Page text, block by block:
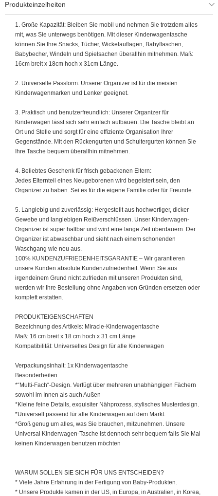
Produkteinzelheiten
1. Große Kapazität: Bleiben Sie mobil und nehmen Sie trotzdem alles
mit, was Sie unterwegs benötigen. Mit dieser Kinderwagentasche
können Sie Ihre Snacks, Tücher, Wickelauflagen, Babyflaschen,
Babybecher, Windeln und Spielsachen überallhin mitnehmen. Maß:
16cm breit x 18cm hoch x 31cm Länge.
2. Universelle Passform: Unserer Organizer ist für die meisten
Kinderwagenmarken und Lenker geeignet.
3. Praktisch und benutzerfreundlich: Unserer Organizer für
Kinderwagen lässt sich sehr einfach aufbauen. Die Tasche bleibt an
Ort und Stelle und sorgt für eine effiziente Organisation Ihrer
Gegenstände. Mit den Rückengurten und Schultergurten können Sie
Ihre Tasche bequem überallhin mitnehmen.
4. Beliebtes Geschenk für frisch gebackenen Eltern:
Jedes Elternteil eines Neugeborenen wird begeistert sein, den
Organizer zu haben. Sei es für die eigene Familie oder für Freunde.
5. Langlebig und zuverlässig: Hergestellt aus hochwertiger, dicker
Gewebe und langlebigen Reißverschlüssen. Unser Kinderwagen-
Organizer ist super haltbar und wird eine lange Zeit überdauern. Der
Organizer ist abwaschbar und sieht nach einem schonenden
Waschgang wie neu aus.
100% KUNDENZUFRIEDENHEITSGARANTIE – Wir garantieren
unsere Kunden absolute Kundenzufriedenheit. Wenn Sie aus
irgendeinem Grund nicht zufrieden mit unseren Produkten sind,
werden wir Ihre Bestellung ohne Angaben von Gründen ersetzen oder
komplett erstatten.
PRODUKTEIGENSCHAFTEN
Bezeichnung des Artikels: Miracle-Kinderwagentasche
Maß: 16 cm breit x 18 cm hoch x 31 cm Länge
Kompatibilität: Universelles Design für alle Kinderwagen
Verpackungsinhalt: 1x Kinderwagentasche
Besonderheiten
*“Multi-Fach“-Design. Verfügt über mehreren unabhängigen Fächern
sowohl im Innen als auch Außen
*Kleine feine Details, exquisiter Nähprozess, stylisches Musterdesign.
*Universell passend für alle Kinderwagen auf dem Markt.
*Groß genug um alles, was Sie brauchen, mitzunehmen. Unsere
Universal Kinderwagen-Tasche ist dennoch sehr bequem falls Sie Mal
keinen Kinderwagen benutzen möchten
WARUM SOLLEN SIE SICH FÜR UNS ENTSCHEIDEN?
* Viele Jahre Erfahrung in der Fertigung von Baby-Produkten.
* Unsere Produkte kamen in der US, in Europa, in Australien, in Korea,